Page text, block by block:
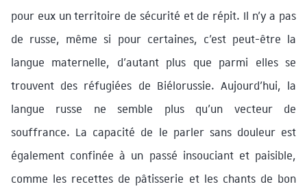
pour eux un territoire de sécurité et de répit. Il n’y a pas
de russe, même si pour certaines, c’est peut-être la
langue maternelle, d’autant plus que parmi elles se
trouvent des réfugiées de Biélorussie. Aujourd’hui, la
langue russe ne semble plus qu’un vecteur de
souffrance. La capacité de le parler sans douleur est
également confinée à un passé insouciant et paisible,
comme les recettes de pâtisserie et les chants de bon